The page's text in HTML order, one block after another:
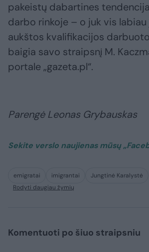
pakeistų dabartines
darbo rinkoje – o juk vis
aukštos kvalifikacijos
baigia savo straipsnį M.
portale „gazeta.pl“.
Parengė Leonas Grybauskas
Sekite verslo naujienas mūsų
emigratai imigrantai
Jungtinė Karalystė
Rodyti daugiau žymių
Komentuoti po šiuo straipsniu